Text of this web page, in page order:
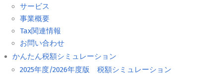
サービス
事業概要
Tax関連情報
お問い合わせ
かんたん税額シミュレーション
2025年度/2026年度版 税額シミュレーション